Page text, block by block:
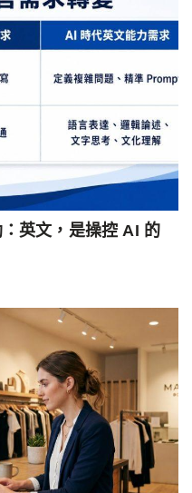
英文，是操控 AI 的